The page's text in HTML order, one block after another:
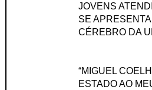
JOVENS
SE
CÉREBRO DA
“MIGUEL
ESTADO AO